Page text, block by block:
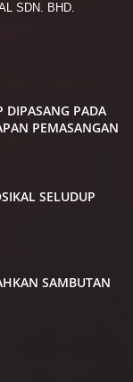
SDN. BHD.
DIPASANG PADA
PEMASANGAN
SELUDUP
SAMBUTAN